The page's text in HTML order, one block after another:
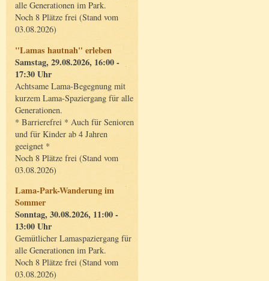
alle Generationen im Park.
Noch 8 Plätze frei (Stand vom
03.08.2026)
"Lamas hautnah" erleben
Samstag, 29.08.2026, 16:00 -
17:30 Uhr
Achtsame Lama-Begegnung mit
kurzem Lama-Spaziergang für alle
Generationen.
* Barrierefrei * Auch für Senioren
und für Kinder ab 4 Jahren
geeignet *
Noch 8 Plätze frei (Stand vom
03.08.2026)
Lama-Park-Wanderung im
Sommer
Sonntag, 30.08.2026, 11:00 -
13:00 Uhr
Gemütlicher Lamaspaziergang für
alle Generationen im Park.
Noch 8 Plätze frei (Stand vom
03.08.2026)